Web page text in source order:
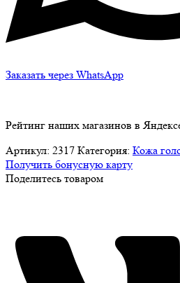
Заказать через WhatsApp
Рейтинг наших магазинов в
Артикул: 2317 Категория: Кожа
Получить бонусную карту
Поделитесь товаром